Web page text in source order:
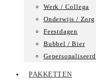
Werk / Collega
Onderwijs / Zorg
Feestdagen
Bubbel / Bier
Gepersonaliseerd
PAKKETTEN